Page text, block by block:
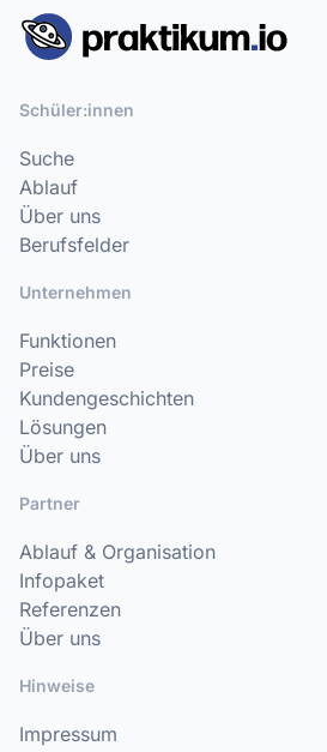
Schüler:innen
Suche
Ablauf
Über uns
Berufsfelder
Unternehmen
Funktionen
Preise
Kundengeschichten
Lösungen
Über uns
Partner
Ablauf & Organisation
Infopaket
Referenzen
Über uns
Hinweise
Impressum